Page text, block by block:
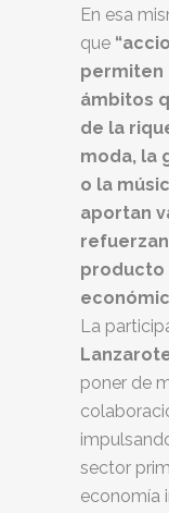
En esa
que
permiten
ámbitos
de la
moda, la
o la
aportan
producto
La
poner de
sector
economía